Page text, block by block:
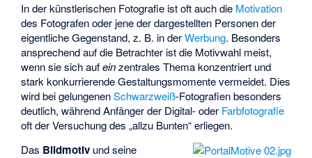
In der künstlerischen Fotografie ist oft auch die Motivation
des Fotografen oder jene der dargestellten Personen der
eigentliche Gegenstand, z. B. in derWerbung. Besonders
ansprechend auf die Betrachter ist die Motivwahl meist,
wenn sie sich aufeinzentrales Thema konzentriert und
stark konkurrierende Gestaltungsmomente vermeidet. Dies
wird bei gelungenenSchwarzweiß-Fotografien besonders
deutlich, während Anfänger der Digital- oder Farbfotografie
oft der Versuchung des „allzu Bunten“ erliegen.
Das Bildmotiv und seine